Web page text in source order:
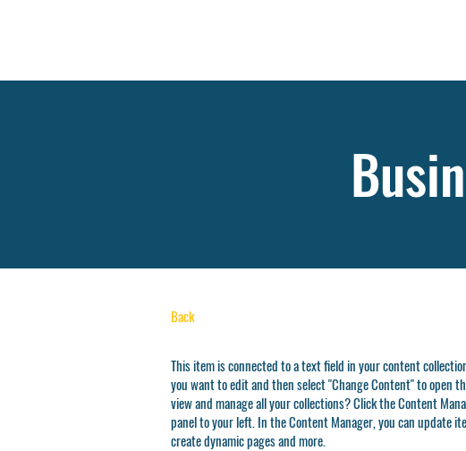
Back
This item is connected to a text field in your content
you want to edit and then select "Change Content" to open
view and manage all your collections? Click the Content
panel to your left. In the Content Manager, you can update
create dynamic pages and more.